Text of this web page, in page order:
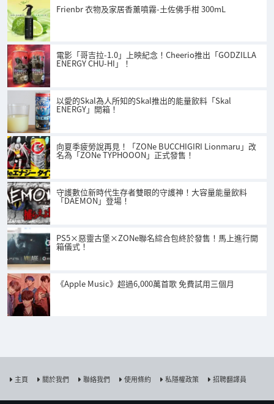
Frienbr 衣物及家居香薰噴霧-土佐佛手柑 300mL
電影「哥吉拉-1.0」上映紀念！Cheerio推出「GODZILLA
ENERGY CHU-HI」！
以愛的Skal為人所知的Skal推出的能量飲料「Skal
ENERGY」開箱！
向夏季疲勞說再見！「ZONe BUCCHIGIRI Lionmaru」改
名為「ZONe TYPHOOON」正式發售！
守護數位新時代生存者雙眼的守護神！大容量能量飲料
「DAEMON」登場！
PS5×惡靈古堡×ZONe聯名綜合包終於發售！馬上進行開
箱儀式！
《Apple Music》超過6,000萬首歌 免費試用三個月
主頁 關於我們 聯絡我們 使用條約 私隱權政策 招聘翻譯員